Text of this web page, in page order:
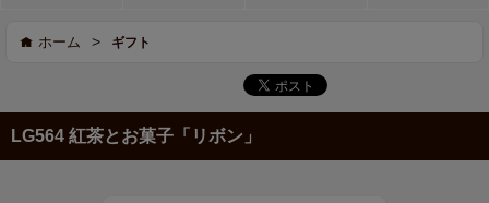
ホーム > ギフト
LG564 紅茶とお菓子「リボン」